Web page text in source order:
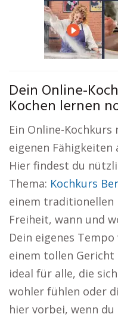
Dein Online-
Kochen lernen
Ein Online-
eigenen Fähigkeiten
Hier findest du
Thema: Kochkurs
einem traditionellen
Freiheit, wann und
Dein eigenes
einem tollen Gericht
ideal für alle, die
wohler fühlen oder
hier vorbei, wenn